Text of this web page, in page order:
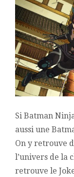
Si Batman
aussi une
On y retrouve
l’univers de la
retrouve le